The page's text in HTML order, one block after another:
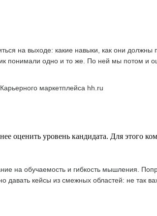
на выходе: какие навыки, как они
понимали одно и то же. По ней мы потом и
маркетплейса hh.ru
оценить уровень кандидата. Для этого
на обучаемость и гибкость мышления.
давать кейсы из смежных областей: не так